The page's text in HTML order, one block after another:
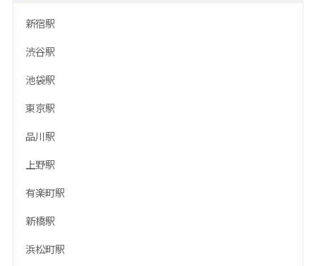
新宿駅
渋谷駅
池袋駅
東京駅
品川駅
上野駅
有楽町駅
新橋駅
浜松町駅